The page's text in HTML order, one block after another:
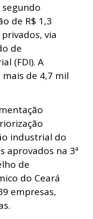
segundo
de R$ 1,3
via
de
(FDI). A
de 4,7 mil
industrial do
aprovados na 3ª
de
do Ceará
empresas,